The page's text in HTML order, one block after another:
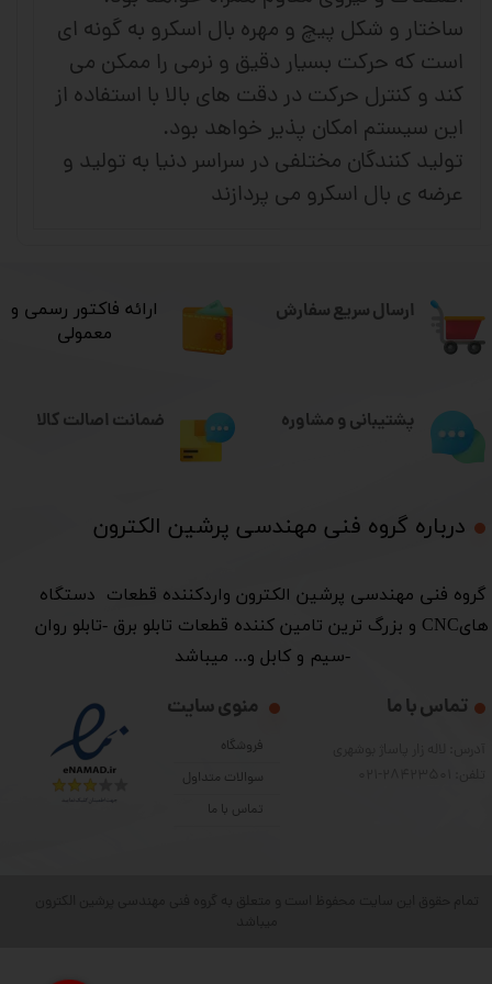
ساختار و شکل پیچ و مهره بال اسکرو به گونه ای
است که حرکت بسیار دقیق و نرمی را ممکن می
کند و کنترل حرکت در دقت های بالا با استفاده از
این سیستم امکان پذیر خواهد بود.
تولید کنندگان مختلفی در سراسر دنیا به تولید و
عرضه ی بال اسکرو می پردازند
ارسال سریع سفارش
درباره گروه فنی مهندسی پرشین الکترون​​​​​​​
​گروه فنی مهندسی پرشین الکترون واردکننده قطعات دستگاه
هایCNC و بزرگ ترین تامین کننده قطعات تابلو برق -تابلو روان
-سیم و کابل و... میباشد
منوی سایت
فروشگاه
سوالات متداول
تماس با ما
تماس با ما
​ارائه فاکتور رسمی و
معمولی
پشتیبانی و مشاوره ضمانت اصالت کالا